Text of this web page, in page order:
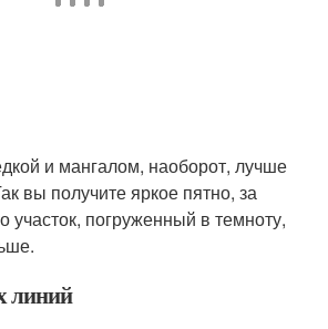
и мангалом, наоборот, лучше
вы получите яркое пятно, за
участок, погруженный в темноту,
линий